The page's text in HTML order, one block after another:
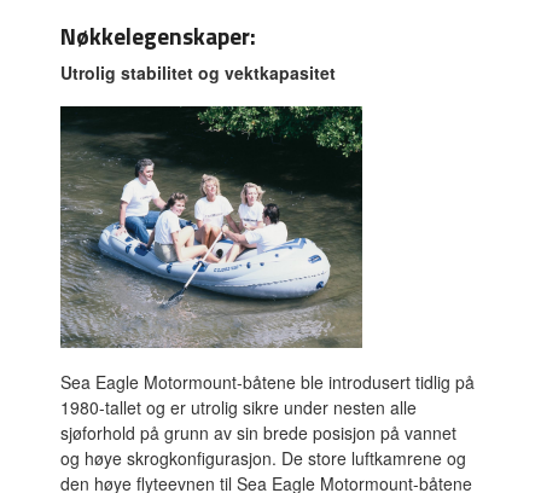
Nøkkelegenskaper:
Utrolig stabilitet og vektkapasitet
Sea Eagle Motormount-båtene ble introdusert tidlig på
1980-tallet og er utrolig sikre under nesten alle
sjøforhold på grunn av sin brede posisjon på vannet
og høye skrogkonfigurasjon. De store luftkamrene og
den høye flyteevnen til Sea Eagle Motormount-båtene